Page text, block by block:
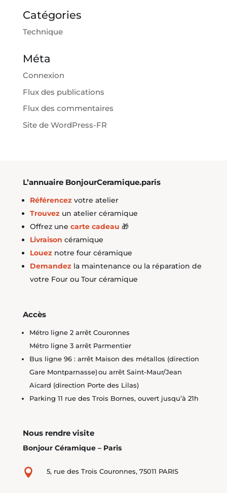
Catégories
Technique
Méta
Connexion
Flux des publications
Flux des commentaires
Site de WordPress-FR
L’annuaire BonjourCeramique.paris
Référencez votre atelier
Trouvez un atelier céramique
Offrez une carte cadeau 🎁
Livraison céramique
Louez notre four céramique
Demandez la maintenance ou la réparation de
votre Four ou Tour céramique
Accès
Métro ligne 2 arrêt Couronnes
Métro ligne 3 arrêt Parmentier
Bus ligne 96 : arrêt Maison des métallos (direction
Gare Montparnasse) ou arrêt Saint-Maur/Jean
Aicard (direction Porte des Lilas)
Parking 11 rue des Trois Bornes, ouvert jusqu’à 21h
Nous rendre visite
Bonjour Céramique – Paris
 5, rue des Trois Couronnes, 75011 PARIS